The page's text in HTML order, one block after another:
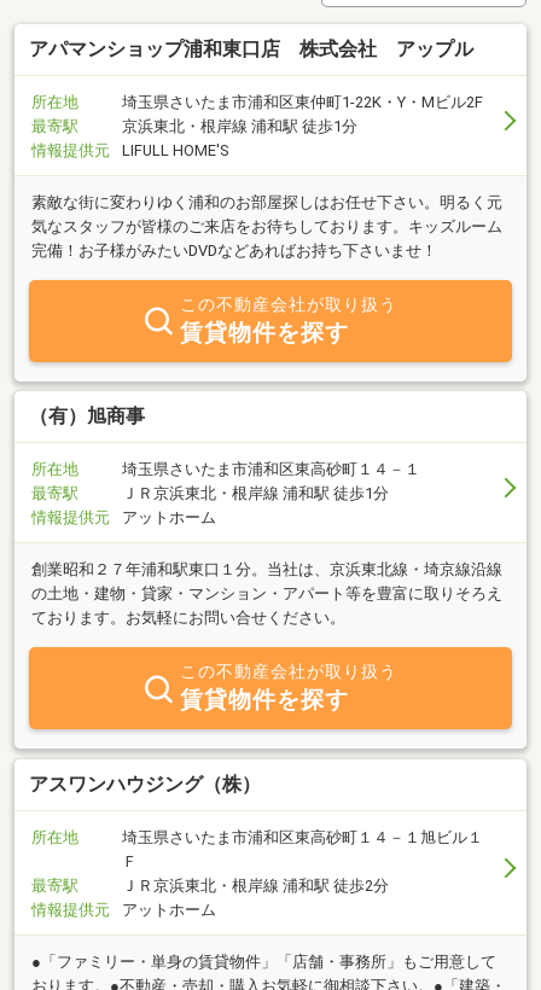
アパマンショップ浦和東口店 株式会社 アップル
所在地
埼玉県さいたま市浦和区東仲町1-22K・Y・Mビル2F
最寄駅
京浜東北・根岸線 浦和駅 徒歩1分
情報提供元
LIFULL HOME'S
素敵な街に変わりゆく浦和のお部屋探しはお任せ下さい。明るく元
気なスタッフが皆様のご来店をお待ちしております。キッズルーム
完備！お子様がみたいDVDなどあればお持ち下さいませ！
この不動産会社が取り扱う
賃貸物件を探す
（有）旭商事
所在地
埼玉県さいたま市浦和区東高砂町１４－１
最寄駅
ＪＲ京浜東北・根岸線 浦和駅 徒歩1分
情報提供元
アットホーム
創業昭和２７年浦和駅東口１分。当社は、京浜東北線・埼京線沿線
の土地・建物・貸家・マンション・アパート等を豊富に取りそろえ
ております。お気軽にお問い合せください。
この不動産会社が取り扱う
賃貸物件を探す
アスワンハウジング（株）
所在地
埼玉県さいたま市浦和区東高砂町１４－１旭ビル１
Ｆ
最寄駅
ＪＲ京浜東北・根岸線 浦和駅 徒歩2分
情報提供元
アットホーム
●「ファミリー・単身の賃貸物件」「店舗・事務所」もご用意して
おります。●不動産・売却・購入お気軽に御相談下さい。●「建築・